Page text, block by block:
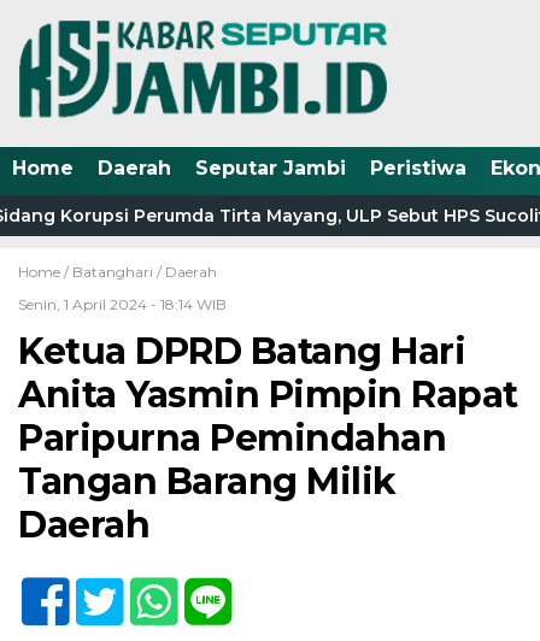
Home Daerah Seputar Jambi Peristiwa
Korupsi Perumda Tirta Mayang, ULP Sebut HPS
Home / Batanghari / Daerah
Senin, 1 April 2024 - 18:14 WIB
Ketua DPRD Batang Hari
Anita Yasmin Pimpin Rapat
Paripurna Pemindahan
Tangan Barang Milik
Daerah